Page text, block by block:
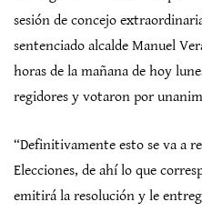
sesión de concejo
sentenciado alcalde Manuel
horas de la mañana de hoy
regidores y votaron por
“Definitivamente esto se va a
Elecciones, de ahí lo que
emitirá la resolución y le